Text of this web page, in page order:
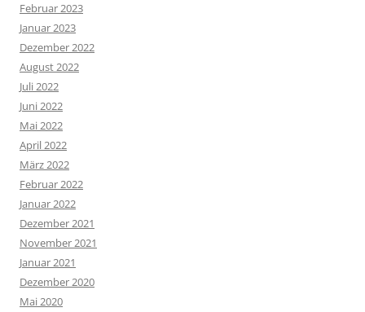
Februar 2023
Januar 2023
Dezember 2022
August 2022
Juli 2022
Juni 2022
Mai 2022
April 2022
März 2022
Februar 2022
Januar 2022
Dezember 2021
November 2021
Januar 2021
Dezember 2020
Mai 2020